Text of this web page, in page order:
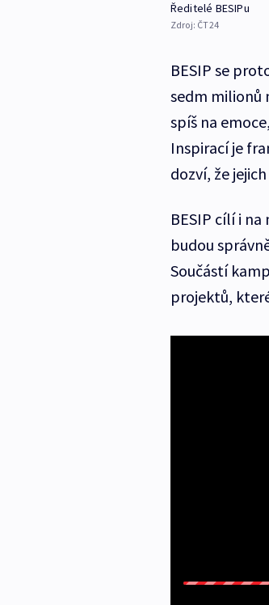
Ředitelé BESIPu
Zdroj: ČT24
BESIP se
sedm milionů
spíš na
Inspirací je
dozví, že
BESIP cílí i
budou
Součástí
projektů,